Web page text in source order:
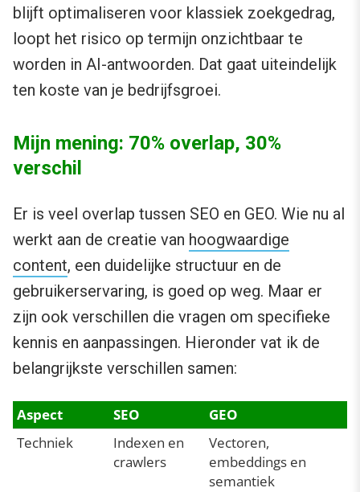
blijft optimaliseren voor klassiek zoekgedrag,
loopt het risico op termijn onzichtbaar te
worden in AI-antwoorden. Dat gaat uiteindelijk
ten koste van je bedrijfsgroei.
Mijn mening: 70% overlap, 30%
verschil
Er is veel overlap tussen SEO en GEO. Wie nu al
werkt aan de creatie van hoogwaardige
content, een duidelijke structuur en de
gebruikerservaring, is goed op weg. Maar er
zijn ook verschillen die vragen om specifieke
kennis en aanpassingen. Hieronder vat ik de
belangrijkste verschillen samen:
Aspect SEO
GEO
Techniek
Indexen en
crawlers
Vectoren,
embeddings en
semantiek